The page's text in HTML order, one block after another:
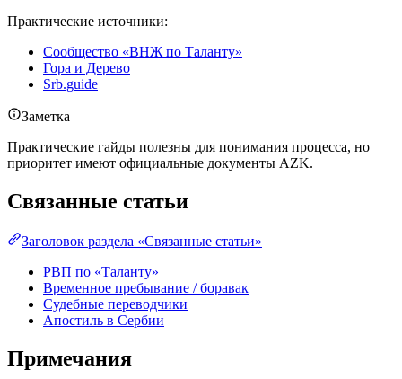
Практические источники:
Сообщество «ВНЖ по Таланту»
Гора и Дерево
Srb.guide
Заметка
Практические гайды полезны для понимания процесса, но
приоритет имеют официальные документы AZK.
Связанные статьи
Заголовок раздела «Связанные статьи»
РВП по «Таланту»
Временное пребывание / боравак
Судебные переводчики
Апостиль в Сербии
Примечания